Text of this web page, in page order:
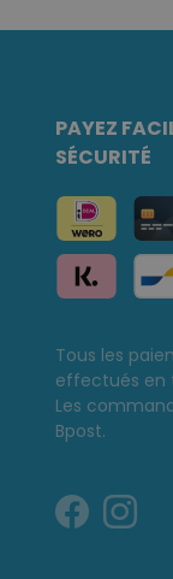
PAYEZ
SÉCURITÉ
Tous les
effectués en
Les
Bpost.